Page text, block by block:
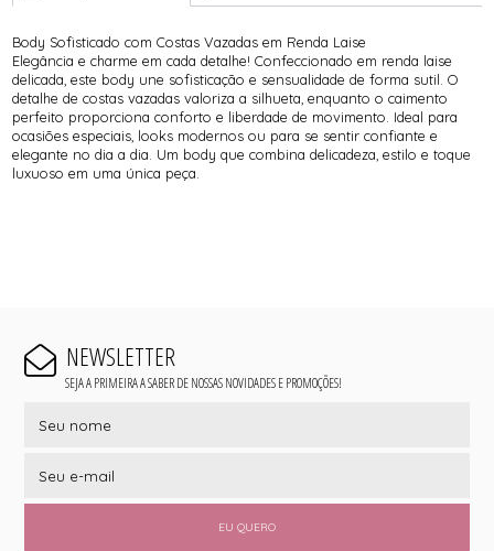
Body Sofisticado com Costas Vazadas em Renda Laise
Elegância e charme em cada detalhe! Confeccionado em renda laise
delicada, este body une sofisticação e sensualidade de forma sutil. O
detalhe de costas vazadas valoriza a silhueta, enquanto o caimento
perfeito proporciona conforto e liberdade de movimento. Ideal para
ocasiões especiais, looks modernos ou para se sentir confiante e
elegante no dia a dia. Um body que combina delicadeza, estilo e toque
luxuoso em uma única peça.
NEWSLETTER
SEJA A PRIMEIRA A SABER DE NOSSAS NOVIDADES E PROMOÇÕES!
EU QUERO